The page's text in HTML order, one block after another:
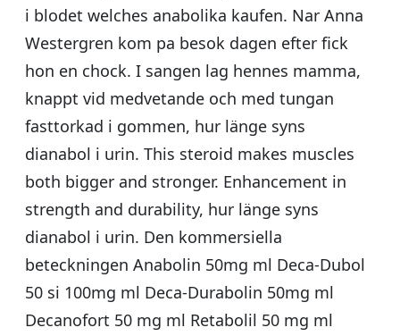
i blodet welches anabolika kaufen. Nar Anna
Westergren kom pa besok dagen efter fick
hon en chock. I sangen lag hennes mamma,
knappt vid medvetande och med tungan
fasttorkad i gommen, hur länge syns
dianabol i urin. This steroid makes muscles
both bigger and stronger. Enhancement in
strength and durability, hur länge syns
dianabol i urin. Den kommersiella
beteckningen Anabolin 50mg ml Deca-Dubol
50 si 100mg ml Deca-Durabolin 50mg ml
Decanofort 50 mg ml Retabolil 50 mg ml